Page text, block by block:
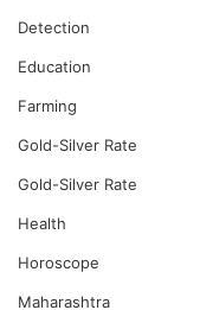
Detection
Education
Farming
Gold-Silver Rate
Gold-Silver Rate
Health
Horoscope
Maharashtra